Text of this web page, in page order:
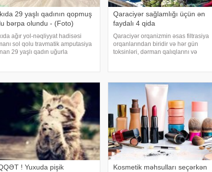
29 yaşlı qadının qopmuş
bərpa olundu - (Foto)
ağır yol-nəqliyyat hadisəsi
sol qolu travmatik amputasiya
29 yaşlı qadın uğurla
Elmi Cərrahiyy
Qaraciyər sağlamlığı üçün ən
faydalı 4 qida
Qaraciyər orqanizmin əsas filtrasiya
orqanlarından biridir və hər gün
toksinləri, dərman qalıqlarını və
klinikalar
! Yuxuda pişik Kosmetik məhsulları seçərkən